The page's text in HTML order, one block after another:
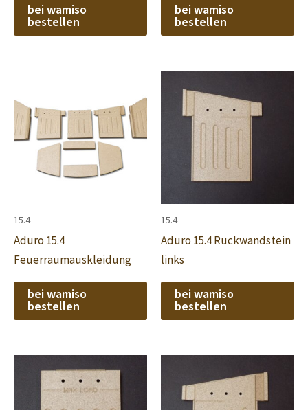
bei wamiso
bestellen
bei wamiso
bestellen
15.4
Aduro 15.4
Feuerraumauskleidung
bei wamiso
bestellen
15.4
Aduro 15.4 Rückwandstein
links
bei wamiso
bestellen